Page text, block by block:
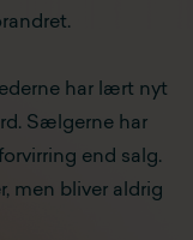
har lært nyt
Sælgerne har
end salg.
men bliver aldrig